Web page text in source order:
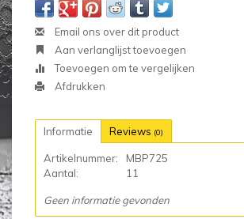
Email ons over dit product
Aan verlanglijst toevoegen
Toevoegen om te vergelijken
Afdrukken
Informatie Reviews (0)
Artikelnummer:
MBP725
Aantal:
11
Geen informatie gevonden